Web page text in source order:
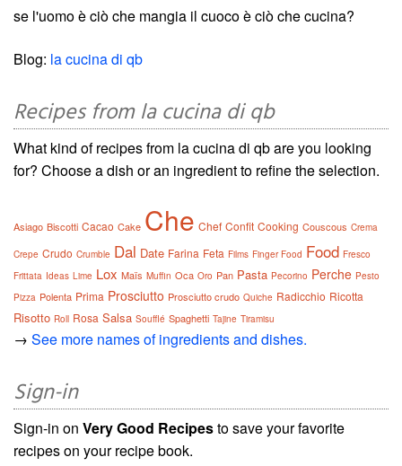
se l'uomo è ciò che mangia il cuoco è ciò che cucina?
Blog: la cucina di qb
Recipes from la cucina di qb
What kind of recipes from la cucina di qb are you looking
for? Choose a dish or an ingredient to refine the selection.
Asiago Biscotti Cacao Cake Che Chef Confit Cooking Couscous Crema
Crepe Crudo Crumble Dal Date Farina Feta Films Finger Food Food Fresco
Frittata Ideas Lime Lox Maïs Muffin Oca Oro Pan Pasta Pecorino Perche Pesto
Pizza Polenta Prima Prosciutto Prosciutto crudo Quiche Radicchio Ricotta
Risotto Roll Rosa Salsa Soufflé Spaghetti Tajine Tiramisu
→ See more names of ingredients and dishes.
Sign-in
Sign-in on Very Good Recipesto save your favorite
recipes on your recipe book.